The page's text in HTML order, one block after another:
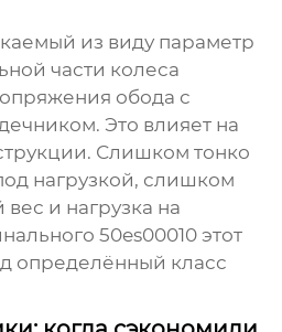
из виду параметр
части колеса
обода с
Это влияет на
Слишком тонко
нагрузкой, слишком
и нагрузка на
50es00010 этот
определённый класс